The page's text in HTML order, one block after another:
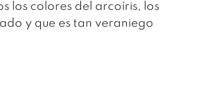
los colores del arcoíris, los
y que es tan veraniego